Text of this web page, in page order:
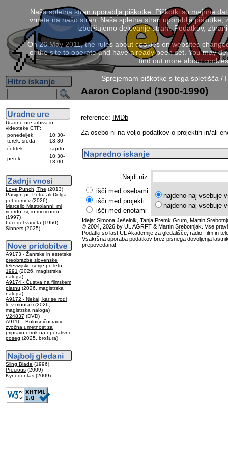
Uradne ure arhiva in
videoteke CTF:
ponedeljek,
torek, sreda
10:30-
13:30
četrtek
zaprto
petek
10:30-
13:00
Love Punch, The (2013)
Pasijon po Petru ali Dolga
pot domov (2026)
Marcello Mastroianni: mi
ricordo, si, io mi ricordo
(1997)
Luci del varieta (1950)
Sinners (2025)
A9173 - Žanrske in estetske
preobrazbe slovenske
televizijske serije po letu
1991 (2026, magistrska
naloga)
A9174 - Čustva na filmskem
platnu (2026, magistrska
naloga)
A9172 - Nekaj, kar se rodi
le v montaži (2026,
magistrska naloga)
V24837 (DVD)
A9116 - Bolnišnični radio -
zvočna umetnost za
pripravo otrok na operativni
poseg (2025, brošura)
Sling Blade (1996)
Precious (2009)
Kynodontas (2009)
Aaron Copland (1900-1990)
reference:
IMDb
Za osebo ni na voljo podatkov o projektih in/ali
Najdi niz:
išči med osebami
išči med projekti
išči med enotami
najdeno naj vsebuje
najdeno naj vsebuje
Ideja: Simona Ješelnik, Tanja Premk Grum, Martin
© 2004, 2026 by UL AGRFT & Martin Srebotnjak. Vse
Podatki so last UL Akademije za gledališče, radio, film in
Vsakršna uporaba podatkov brez pisnega dovoljenja
prepovedana!
Naša spletna stran uporablja piškotke. Piškotki so majhne
vrnete na našo stran. Naša spletna stran uporablja
izboljšujemo delovanje strani. Podatkov,
On 26 May 2011, the rules about cookies on websites
of the site to operate and have already been set. You may
find out more about
Sprejemam piškotke s tega spletišča /